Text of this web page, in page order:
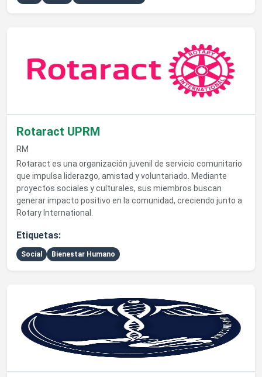
Rotaract UPRM
RM
Rotaract es una organización juvenil de servicio comunitario
que impulsa liderazgo, amistad y voluntariado. Mediante
proyectos sociales y culturales, sus miembros buscan
generar impacto positivo en la comunidad, creciendo junto a
Rotary International.
Etiquetas:
Social Bienestar Humano